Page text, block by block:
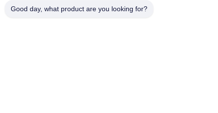
Good day, what product are you looking for?